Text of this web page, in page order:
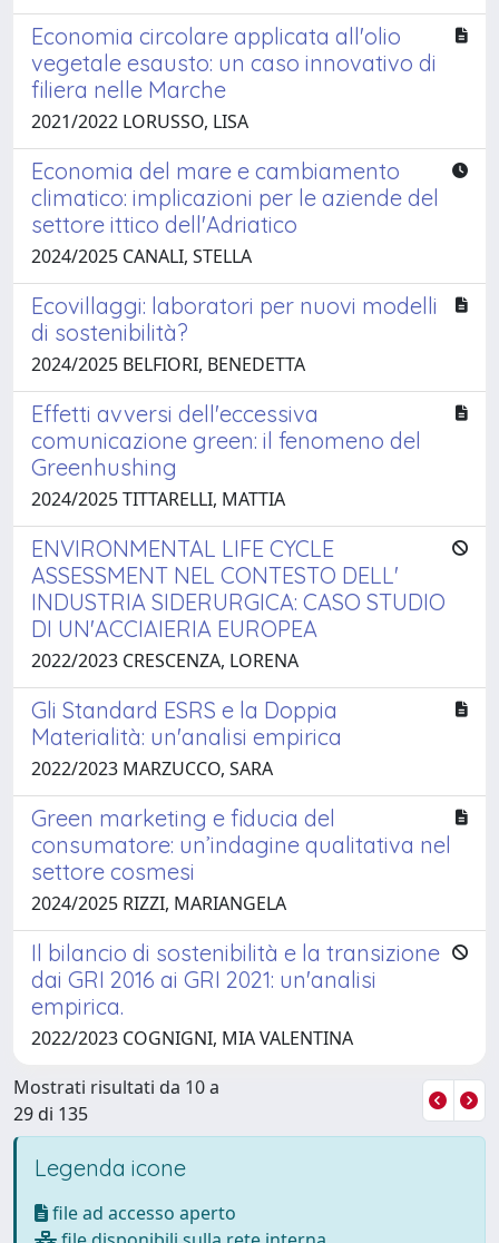
Economia circolare applicata all'olio
vegetale esausto: un caso innovativo di
filiera nelle Marche
2021/2022 LORUSSO, LISA
Economia del mare e cambiamento
climatico: implicazioni per le aziende del
settore ittico dell'Adriatico
2024/2025 CANALI, STELLA
Ecovillaggi: laboratori per nuovi modelli
di sostenibilità?
2024/2025 BELFIORI, BENEDETTA
Effetti avversi dell'eccessiva
comunicazione green: il fenomeno del
Greenhushing
2024/2025 TITTARELLI, MATTIA
ENVIRONMENTAL LIFE CYCLE
ASSESSMENT NEL CONTESTO DELL'
INDUSTRIA SIDERURGICA: CASO STUDIO
DI UN'ACCIAIERIA EUROPEA
2022/2023 CRESCENZA, LORENA
Gli Standard ESRS e la Doppia
Materialità: un'analisi empirica
2022/2023 MARZUCCO, SARA
Green marketing e fiducia del
consumatore: un’indagine qualitativa nel
settore cosmesi
2024/2025 RIZZI, MARIANGELA
Il bilancio di sostenibilità e la transizione
dai GRI 2016 ai GRI 2021: un'analisi
empirica.
2022/2023 COGNIGNI, MIA VALENTINA
Mostrati risultati da 10 a
29 di 135
Legenda icone
file ad accesso aperto